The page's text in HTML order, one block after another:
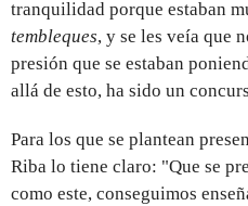
tranquilidad porque estaban
tembleques, y se les veía que
presión que se estaban
allá de esto, ha sido un
Para los que se plantean
Riba lo tiene claro: "Que se
como este, conseguimos